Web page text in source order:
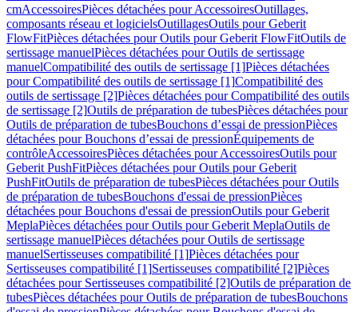
cmAccessoiresPièces détachées pour AccessoiresOutillages,
composants réseau et logicielsOutillagesOutils pour Geberit
FlowFitPièces détachées pour Outils pour Geberit FlowFitOutils de
sertissage manuelPièces détachées pour Outils de sertissage
manuelCompatibilité des outils de sertissage [1]Pièces détachées
pour Compatibilité des outils de sertissage [1]Compatibilité des
outils de sertissage [2]Pièces détachées pour Compatibilité des outils
de sertissage [2]Outils de préparation de tubesPièces détachées pour
Outils de préparation de tubesBouchons d’essai de pressionPièces
détachées pour Bouchons d’essai de pressionÉquipements de
contrôleAccessoiresPièces détachées pour AccessoiresOutils pour
Geberit PushFitPièces détachées pour Outils pour Geberit
PushFitOutils de préparation de tubesPièces détachées pour Outils
de préparation de tubesBouchons d'essai de pressionPièces
détachées pour Bouchons d'essai de pressionOutils pour Geberit
MeplaPièces détachées pour Outils pour Geberit MeplaOutils de
sertissage manuelPièces détachées pour Outils de sertissage
manuelSertisseuses compatibilité [1]Pièces détachées pour
Sertisseuses compatibilité [1]Sertisseuses compatibilité [2]Pièces
détachées pour Sertisseuses compatibilité [2]Outils de préparation de
tubesPièces détachées pour Outils de préparation de tubesBouchons